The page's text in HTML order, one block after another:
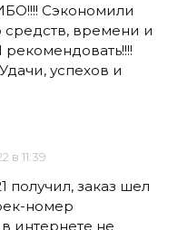
Сэкономили
средств, времени и
успехов и
в 11:39
получил, заказ шел
номер
интернете не